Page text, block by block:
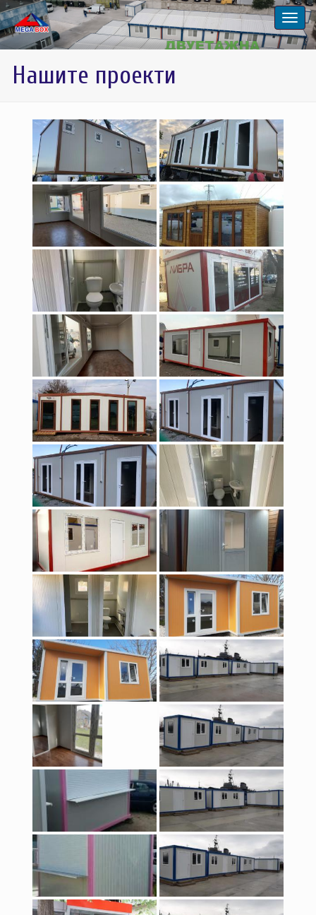
Нашите проекти